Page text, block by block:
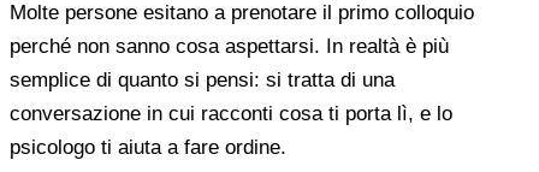
Molte persone esitano a prenotare il primo colloquio
perché non sanno cosa aspettarsi. In realtà è più
semplice di quanto si pensi: si tratta di una
conversazione in cui racconti cosa ti porta lì, e lo
psicologo ti aiuta a fare ordine.